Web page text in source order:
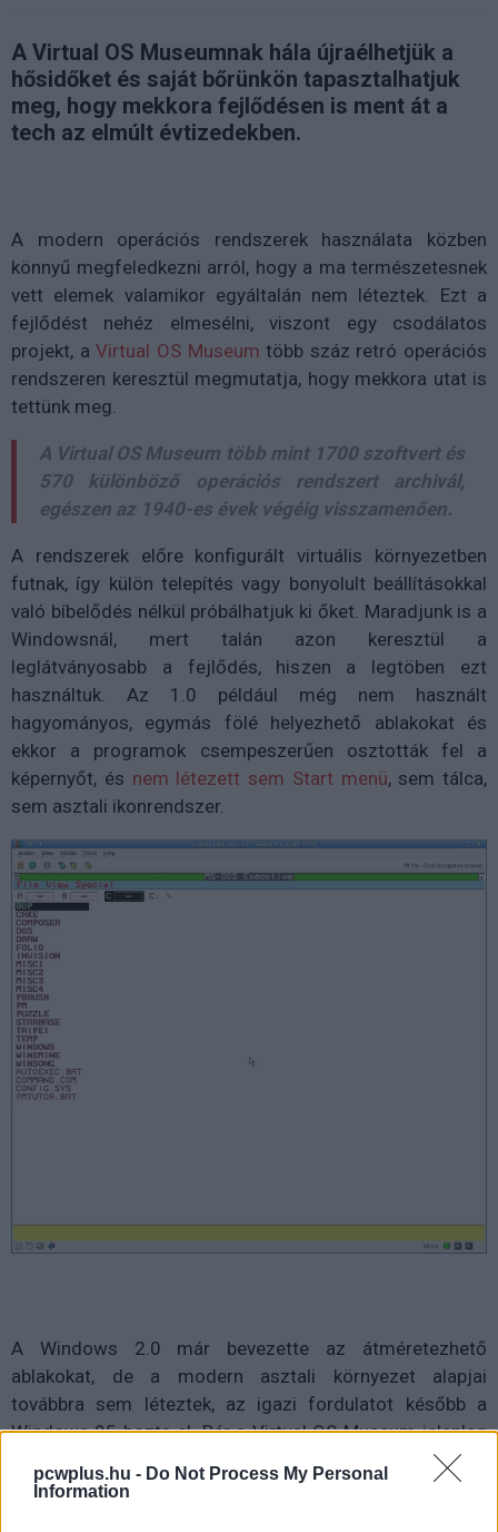
pcwplus.hu - Do Not Process My Personal
Information
A Virtual OS Museumnak hála újraélhetjük a
hősidőket és saját bőrünkön tapasztalhatjuk
meg, hogy mekkora fejlődésen is ment át a
tech az elmúlt évtizedekben.
A modern operációs rendszerek használata közben
könnyű megfeledkezni arról, hogy a ma természetesnek
vett elemek valamikor egyáltalán nem léteztek. Ezt a
fejlődést nehéz elmesélni, viszont egy csodálatos
projekt, aVirtual OS Museum több száz retró operációs
rendszeren keresztül megmutatja, hogy mekkora utat is
tettünk meg.
A Virtual OS Museum több mint 1700 szoftvert és
570 különböző operációs rendszert archivál,
egészen az 1940-es évek végéig visszamenően.
A rendszerek előre konfigurált virtuális környezetben
futnak, így külön telepítés vagy bonyolult beállításokkal
való bíbelődés nélkül próbálhatjuk ki őket. Maradjunk is a
Windowsnál, mert talán azon keresztül a
leglátványosabb a fejlődés, hiszen a legtöben ezt
használtuk. Az 1.0 például még nem használt
hagyományos, egymás fölé helyezhető ablakokat és
ekkor a programok csempeszerűen osztották fel a
képernyőt, és nem létezett sem Start menü, sem tálca,
sem asztali ikonrendszer.
A Windows 2.0 már bevezette az átméretezhető
ablakokat, de a modern asztali környezet alapjai
továbbra sem léteztek, az igazi fordulatot később a
Windows 95 hozta el. Bár a Virtual OS Museum jelenleg
nem tartalmazza magát a Windows 95-öt, a Windows
NT 4.0 elérhető benne, ami ebből a szempontból szinte